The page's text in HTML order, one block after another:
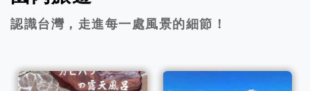
認識台灣，走進每一處風景的細節！